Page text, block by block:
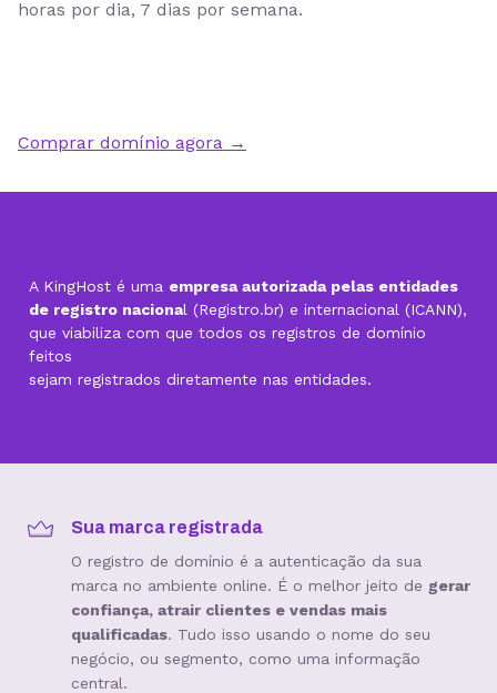
horas por dia, 7 dias por semana.
Comprar domínio agora →
A KingHost é uma empresa autorizada pelas entidades
de registro nacional (Registro.br) e internacional (ICANN),
que viabiliza com que todos os registros de domínio
feitos
sejam registrados diretamente nas entidades.
Sua marca registrada
O registro de domínio é a autenticação da sua
marca no ambiente online. É o melhor jeito de gerar
confiança, atrair clientes e vendas mais
qualificadas. Tudo isso usando o nome do seu
negócio, ou segmento, como uma informação
central.